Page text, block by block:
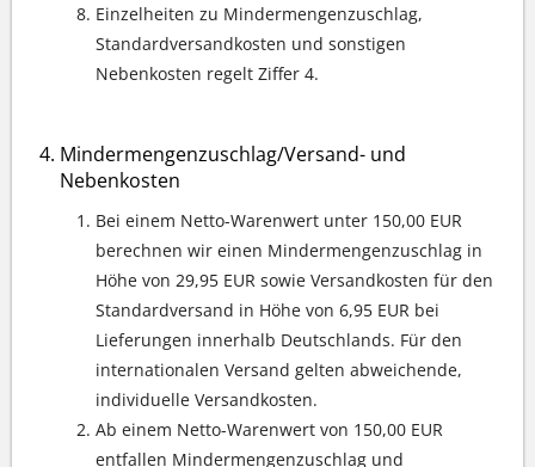
Einzelheiten zu Mindermengenzuschlag,
Standardversandkosten und sonstigen
Nebenkosten regelt Ziffer 4.
Mindermengenzuschlag/Versand- und
Nebenkosten
Bei einem Netto-Warenwert unter 150,00 EUR
berechnen wir einen Mindermengenzuschlag in
Höhe von 29,95 EUR sowie Versandkosten für den
Standardversand in Höhe von 6,95 EUR bei
Lieferungen innerhalb Deutschlands. Für den
internationalen Versand gelten abweichende,
individuelle Versandkosten.
Ab einem Netto-Warenwert von 150,00 EUR
entfallen Mindermengenzuschlag und